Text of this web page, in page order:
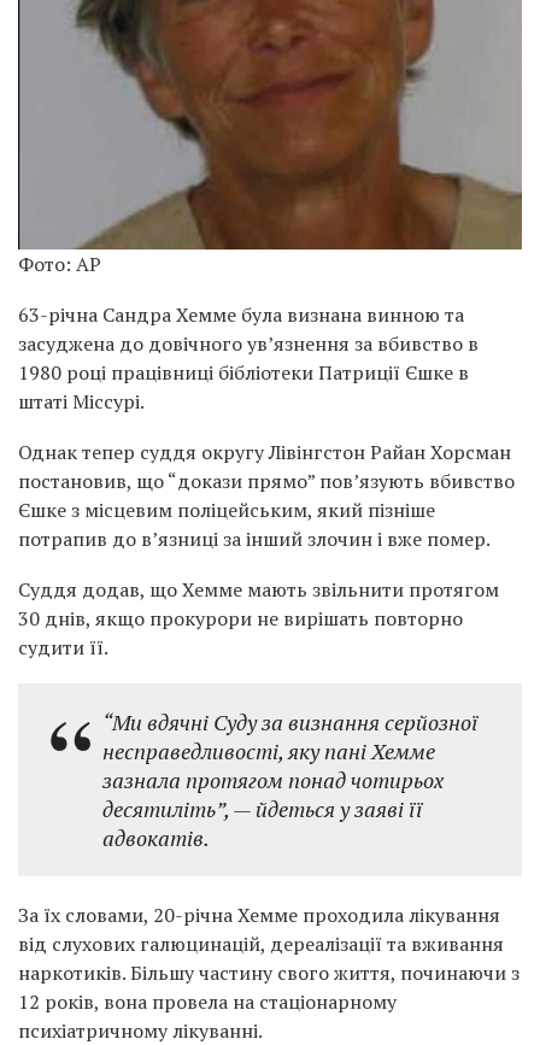
Фото: AP
63-річна Сандра Хемме була визнана винною та
засуджена до довічного ув’язнення за вбивство в
1980 році працівниці бібліотеки Патриції Єшке в
штаті Міссурі.
Однак тепер суддя округу Лівінгстон Райан Хорсман
постановив, що “докази прямо” пов’язують вбивство
Єшке з місцевим поліцейським, який пізніше
потрапив до в’язниці за інший злочин і вже помер.
Суддя додав, що Хемме мають звільнити протягом
30 днів, якщо прокурори не вирішать повторно
судити її.
“Ми вдячні Суду за визнання серйозної
несправедливості, яку пані Хемме
зазнала протягом понад чотирьох
десятиліть”, — йдеться у заяві її
адвокатів.
За їх словами, 20-річна Хемме проходила лікування
від слухових галюцинацій, дереалізації та вживання
наркотиків. Більшу частину свого життя, починаючи з
12 років, вона провела на стаціонарному
психіатричному лікуванні.